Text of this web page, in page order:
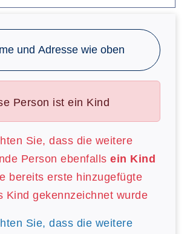
und Adresse wie oben
Person ist ein Kind
Sie, dass die weitere
Person ebenfalls ein Kind
bereits erste hinzugefügte
Kind gekennzeichnet wurde
Sie, dass die weitere